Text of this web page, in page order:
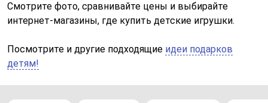
Смотрите фото, сравнивайте цены и выбирайте
интернет-магазины, где купить детские игрушки.
Посмотрите и другие подходящие идеи подарков
детям!